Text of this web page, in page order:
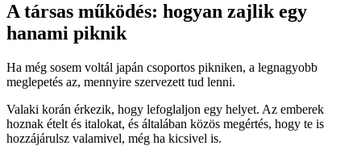
A társas működés: hogyan zajlik egy
hanami piknik
Ha még sosem voltál japán csoportos pikniken, a legnagyobb
meglepetés az, mennyire szervezett tud lenni.
Valaki korán érkezik, hogy lefoglaljon egy helyet. Az emberek
hoznak ételt és italokat, és általában közös megértés, hogy te is
hozzájárulsz valamivel, még ha kicsivel is.